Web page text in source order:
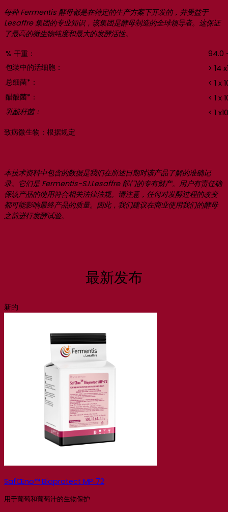
每种 Fermentis 酵母都是在特定的生产方案下开发的，并受益于
Lesaffre 集团的专业知识，该集团是酵母制造的全球领导者。这保证
了最高的微生物纯度和最大的发酵活性。
% 干重：
94.0
包装中的活细胞：
> 14
总细菌*：
< 1 x
醋酸菌*：
< 1 x
乳酸杆菌：
< 1 x10
致病微生物：根据规定
本技术资料中包含的数据是我们在所述日期对该产品了解的准确记
录。它们是 Fermentis-S.I.Lesaffre 部门的专有财产。用户有责任确
保该产品的使用符合相关法律法规。请注意，任何对发酵过程的改变
都可能影响最终产品的质量。因此，我们建议在商业使用我们的酵母
之前进行发酵试验。
最新发布
新的
SafŒno™ Bioprotect MP‑72
用于葡萄和葡萄汁的生物保护